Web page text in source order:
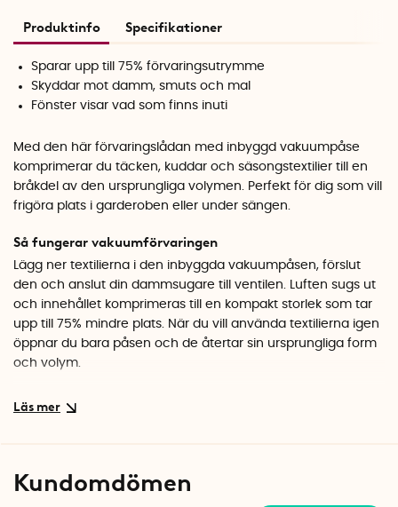
Produktinfo Specifikationer
Sparar upp till 75% förvaringsutrymme
Skyddar mot damm, smuts och mal
Fönster visar vad som finns inuti
Med den här förvaringslådan med inbyggd vakuumpåse
komprimerar du täcken, kuddar och säsongstextilier till en
bråkdel av den ursprungliga volymen. Perfekt för dig som vill
frigöra plats i garderoben eller under sängen.
Så fungerar vakuumförvaringen
Lägg ner textilierna i den inbyggda vakuumpåsen, förslut
den och anslut din dammsugare till ventilen. Luften sugs ut
och innehållet komprimeras till en kompakt storlek som tar
upp till 75% mindre plats. När du vill använda textilierna igen
öppnar du bara påsen och de återtar sin ursprungliga form
och volym.
Smart skydd för säsongstextilier
om du förvarar den i garderoben, på hyllan eller under
Kundomdömen